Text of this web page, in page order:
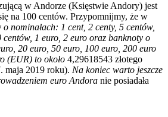
w Andorze (Księstwie Andory) jest
na 100 centów. Przypomnijmy, że w
nominałach: 1 cent, 2 centy, 5 centów,
1 euro, 2 euro oraz banknoty o
20 euro, 50 euro, 100 euro, 200 euro
(EUR) to około 4,29618543 złotego
maja 2019 roku). Na koniec warto jeszcze
euro Andora nie posiadała